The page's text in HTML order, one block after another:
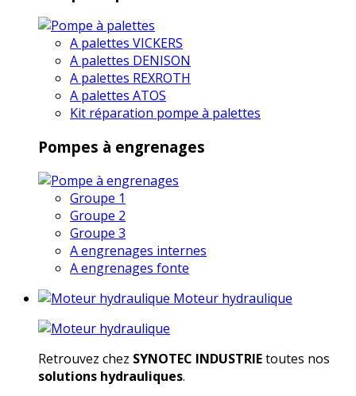
A palettes VICKERS
A palettes DENISON
A palettes REXROTH
A palettes ATOS
Kit réparation pompe à palettes
Pompes à engrenages
Groupe 1
Groupe 2
Groupe 3
A engrenages internes
A engrenages fonte
Moteur hydraulique
Retrouvez chez SYNOTEC INDUSTRIEtoutes nos
solutions hydrauliques.